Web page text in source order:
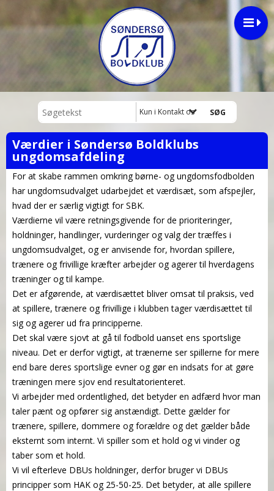
Kun i Kontakt os
Værdier i Søndersø Boldklubs
ungdomsafdeling
For at skabe rammen omkring børne- og ungdomsfodbolden
har ungdomsudvalget udarbejdet et værdisæt, som afspejler,
hvad der er særlig vigtigt for SBK.
Værdierne vil være retningsgivende for de prioriteringer,
holdninger, handlinger, vurderinger og valg der træffes i
ungdomsudvalget, og er anvisende for, hvordan spillere,
trænere og frivillige kræfter arbejder og agerer til hverdagens
træninger og til kampe.
Det er afgørende, at værdisættet bliver omsat til praksis, ved
at spillere, trænere og frivillige i klubben tager værdisættet til
sig og agerer ud fra principperne.
Det skal være sjovt at gå til fodbold uanset ens sportslige
niveau. Det er derfor vigtigt, at trænerne ser spillerne for mere
end bare deres sportslige evner og gør en indsats for at gøre
træningen mere sjov end resultatorienteret.
Vi arbejder med ordentlighed, det betyder en adfærd hvor man
taler pænt og opfører sig anstændigt. Dette gælder for
trænere, spillere, dommere og forældre og det gælder både
eksternt som internt. Vi spiller som et hold og vi vinder og
taber som et hold.
Vi vil efterleve DBUs holdninger, derfor bruger vi DBUs
principper som HAK og 25-50-25. Det betyder, at alle spillere